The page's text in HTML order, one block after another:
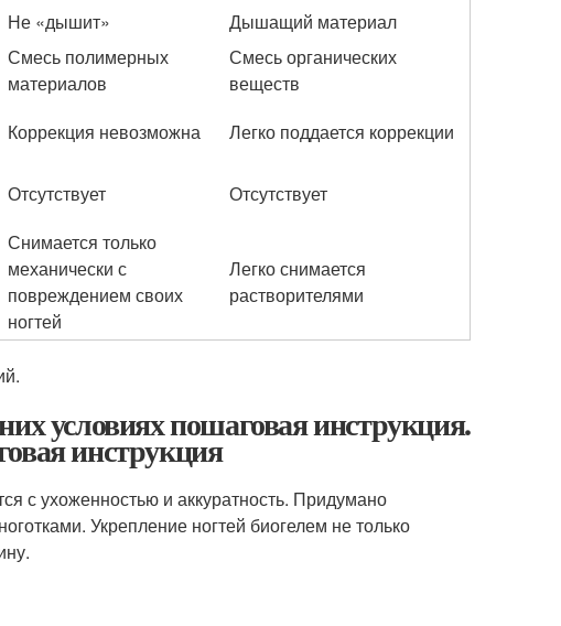
Не «дышит»
Дышащий материал
Смесь полимерных
материалов
Смесь органических
веществ
Коррекция невозможна Легко поддается коррекции
Отсутствует Отсутствует
Снимается только
механически с
повреждением своих
ногтей
Легко снимается
растворителями
условиях пошаговая инструкция.
инструкция
с ухоженностью и аккуратность. Придумано
Укрепление ногтей биогелем не только